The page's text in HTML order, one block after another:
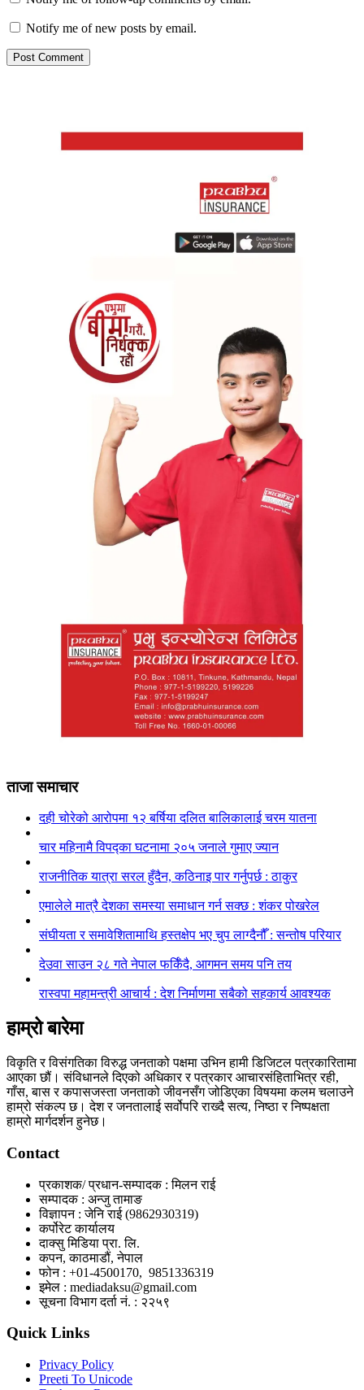
Notify me of new posts by email.
ताजा समाचार
दही चोरेको आरोपमा १२ बर्षिया दलित बालिकालाई चरम यातना
चार महिनामै विपद्का घटनामा २०५ जनाले गुमाए ज्यान
राजनीतिक यात्रा सरल हुँदैन, कठिनाइ पार गर्नुपर्छ : ठाकुर
एमालेले मात्रै देशका समस्या समाधान गर्न सक्छ : शंकर पोखरेल
संघीयता र समावेशितामाथि हस्तक्षेप भए चुप लाग्दैनौँ : सन्तोष परियार
देउवा साउन २८ गते नेपाल फर्किँदै, आगमन समय पनि तय
रास्वपा महामन्त्री आचार्य : देश निर्माणमा सबैको सहकार्य आवश्यक
हाम्रो बारेमा
विकृति र विसंगतिका विरुद्ध जनताको पक्षमा उभिन हामी डिजिटल पत्रकारितामा
आएका छौं। संविधानले दिएको अधिकार र पत्रकार आचारसंहिताभित्र रही,
गाँस, बास र कपासजस्ता जनताको जीवनसँग जोडिएका विषयमा कलम चलाउने
हाम्रो संकल्प छ। देश र जनतालाई सर्वोपरि राख्दै सत्य, निष्ठा र निष्पक्षता
हाम्रो मार्गदर्शन हुनेछ।
Contact
प्रकाशक/ प्रधान-सम्पादक : मिलन राई
सम्पादक : अन्जु तामाङ
विज्ञापन : जेनि राई (9862930319)
कर्पोरेट कार्यालय
दाक्सु मिडिया प्रा. लि.
कपन, काठमाडौं, नेपाल
फोन : +01-4500170, 9851336319
इमेल : mediadaksu@gmail.com
सूचना विभाग दर्ता नं. : २२५९
Quick Links
Privacy Policy
Preeti To Unicode